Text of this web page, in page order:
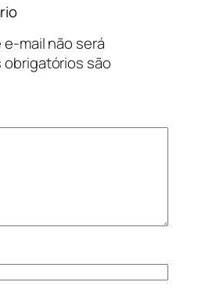
mail não será
obrigatórios são